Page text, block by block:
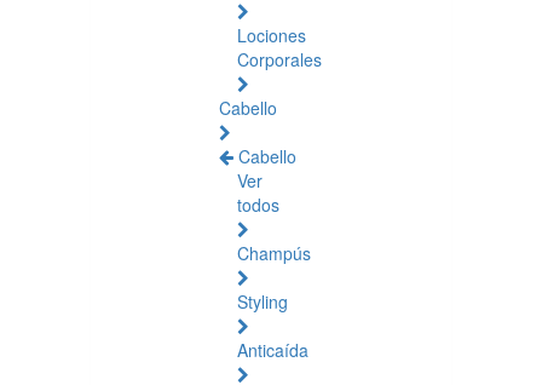
Lociones
Corporales
Cabello
Cabello
Ver
todos
Champús
Styling
Anticaída